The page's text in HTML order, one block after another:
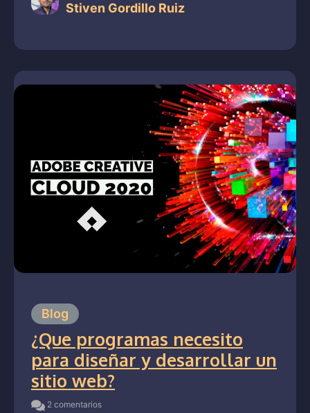
Stiven Gordillo Ruiz
Blog
¿Que programas necesito
para diseñar y desarrollar un
sitio web?
2 comentarios